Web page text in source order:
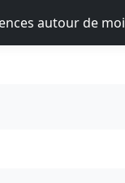
autour de moi